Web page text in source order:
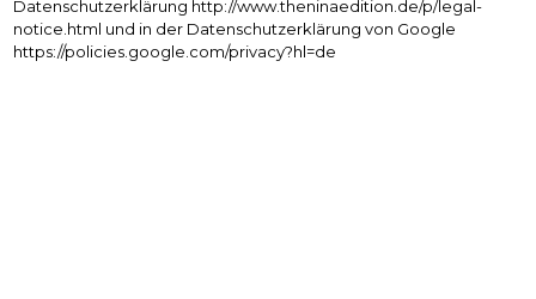
Datenschutzerklärung http://www.theninaedition.de/p/legal-
notice.html und in der Datenschutzerklärung von Google
https://policies.google.com/privacy?hl=de